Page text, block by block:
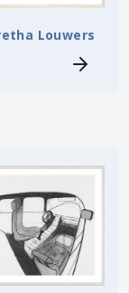
Louwers